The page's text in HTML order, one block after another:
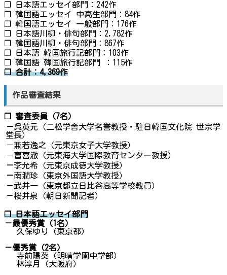
❐ 日本語エッセイ部門：242作
❐ 韓国語エッセイ 中高生部門：84作
❐ 韓国語エッセイ 一般部門：176作
❐ 日本語川柳・俳句部門：2,782作
❐ 韓国語川柳・俳句部門：867作
❐ 日本語 韓国旅行記部門：103作
❐ 韓国語 韓国旅行記部門 ：115作
❐ 合計：4,369作
作品審査結果
❐ 審査委員（7名）
－呉英元（二松学舎大学名誉教授・駐日韓国文化院 世宗学
堂長）
－兼若逸之（元東京女子大学教授）
－曺喜澈（元東海大学国際教育センター教授）
－李允希（元東京成徳大学教授）
－南潤珍（東京外国語大学教授）
－武井一（東京都立日比谷高等学校教員）
－桜井泉（朝日新聞記者）
❐日本語エッセイ部門
－最優秀賞（1名）
久保ゆり（東京都）
－優秀賞（2名）
寺前陽葵（明晴学園中学部）
林淳月（大阪府）